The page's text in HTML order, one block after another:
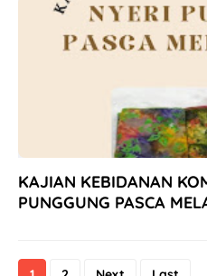
KAJIAN KEBIDANAN
PUNGGUNG PASCA